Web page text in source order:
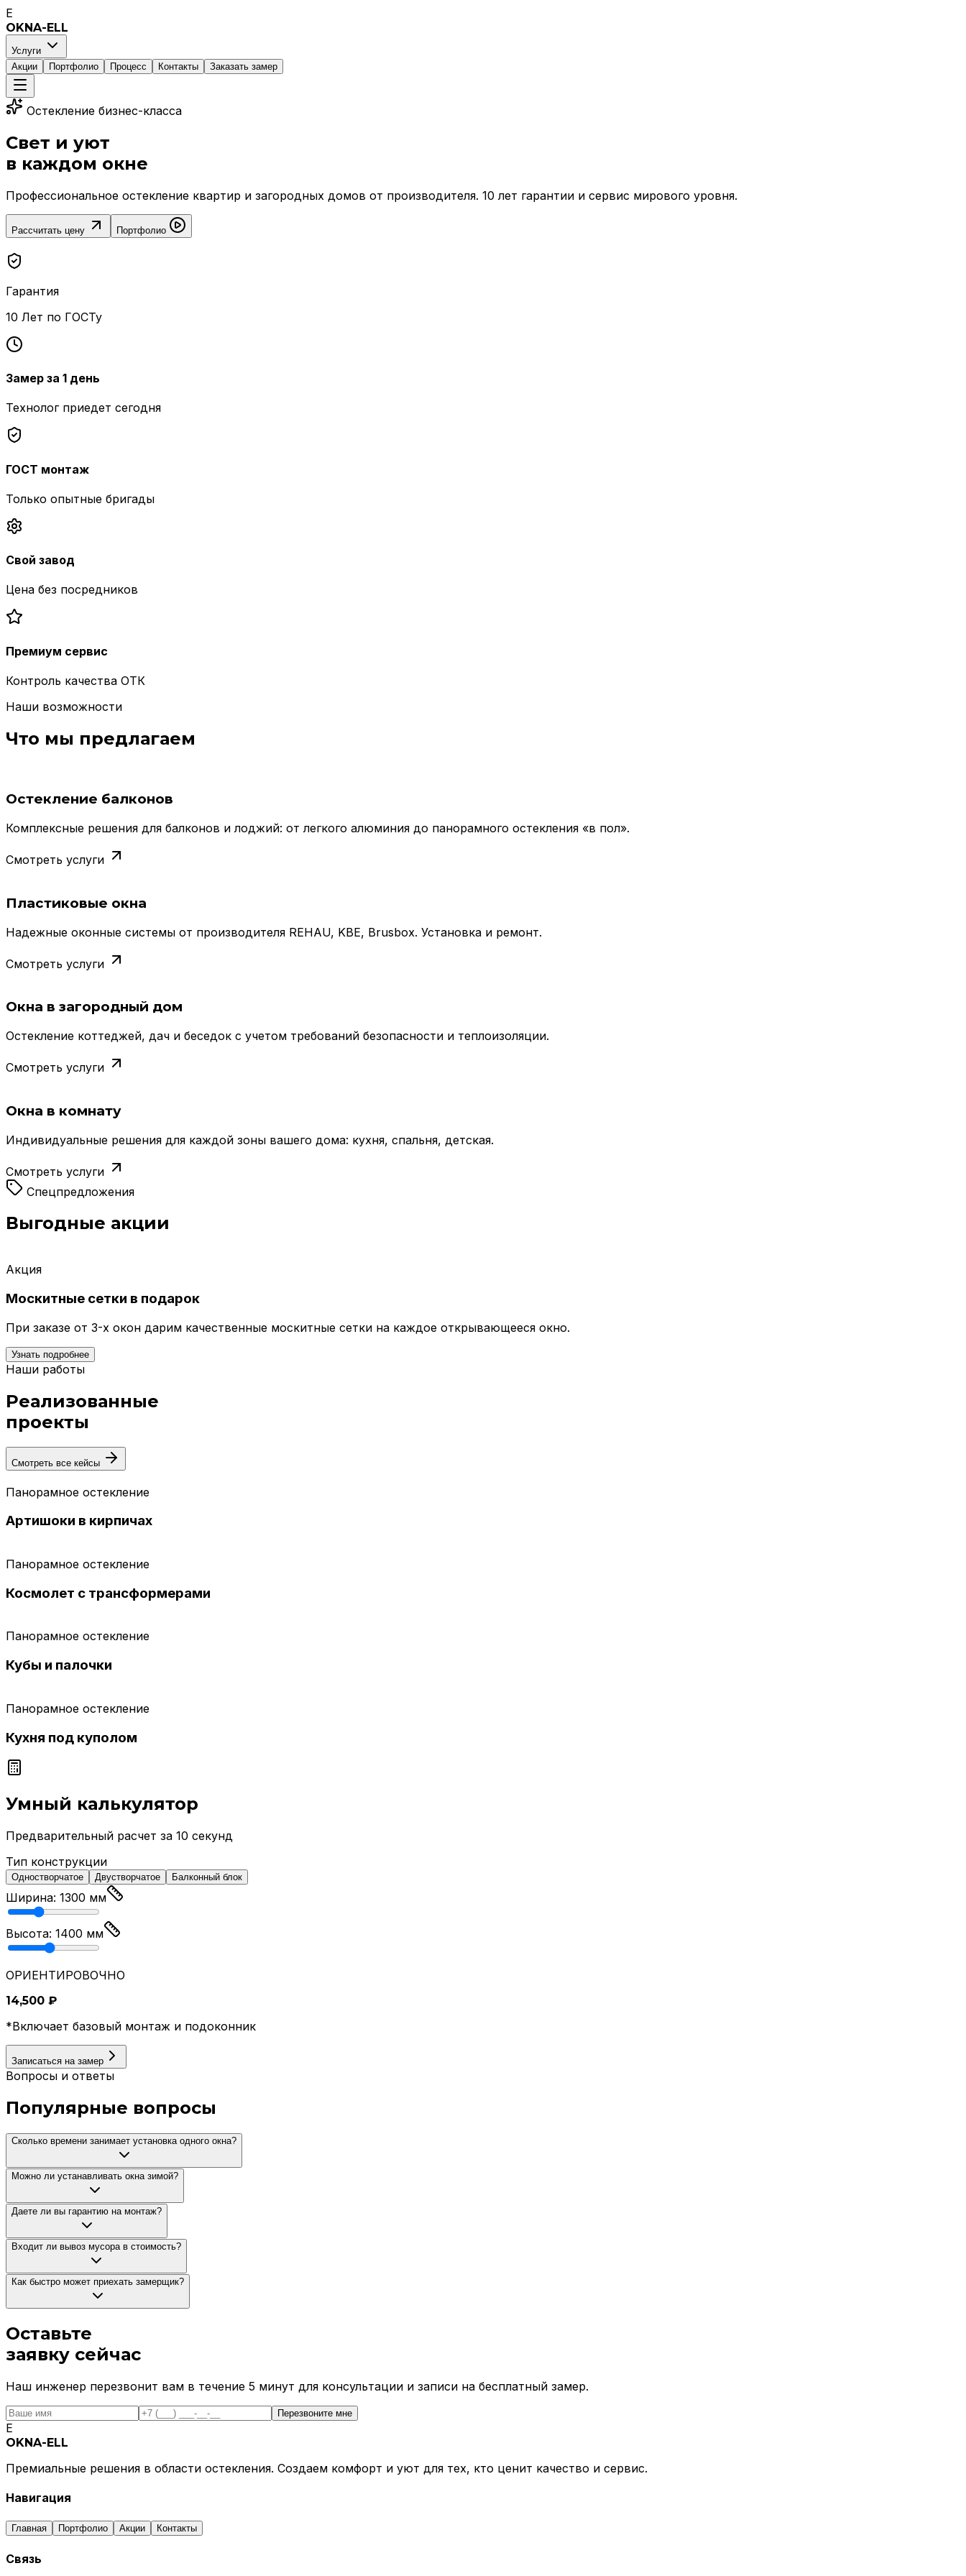
E
OKNA-ELL
Услуги
Акции
Портфолио Процесс Контакты Заказать замер
Остекление бизнес-класса
Свет и уют
в каждом окне
Профессиональное остекление квартир и загородных домов от производителя. 10 лет гарантии и сервис мирового уровня.
Рассчитать цену Портфолио
Гарантия
10 Лет по ГОСТу
Замер за 1 день
Технолог приедет сегодня
ГОСТ монтаж
Только опытные бригады
Свой завод
Цена без посредников
Премиум сервис
Контроль качества ОТК
Наши возможности
Что мы предлагаем
Остекление балконов
Комплексные решения для балконов и лоджий: от легкого алюминия до панорамного остекления «в пол».
Смотреть услуги
Пластиковые окна
Надежные оконные системы от производителя REHAU, KBE, Brusbox. Установка и ремонт.
Смотреть услуги
Окна в загородный дом
Остекление коттеджей, дач и беседок с учетом требований безопасности и теплоизоляции.
Смотреть услуги
Окна в комнату
Индивидуальные решения для каждой зоны вашего дома: кухня, спальня, детская.
Смотреть услуги
Спецпредложения
Выгодные акции
Акция
Москитные сетки в подарок
При заказе от 3-х окон дарим качественные москитные сетки на каждое открывающееся окно.
Узнать подробнее
Наши работы
Реализованные
проекты
Смотреть все кейсы
Панорамное остекление
Артишоки в кирпичах
Панорамное остекление
Космолет с трансформерами
Панорамное остекление
Кубы и палочки
Панорамное остекление
Кухня под куполом
Умный калькулятор
Предварительный расчет за 10 секунд
Тип конструкции
Одностворчатое Двустворчатое Балконный блок
Ширина: 1300 мм
Высота: 1400 мм
ОРИЕНТИРОВОЧНО
14,500 ₽
*Включает базовый монтаж и подоконник
Записаться на замер
Вопросы и ответы
Популярные вопросы
Сколько времени занимает установка одного окна?
Можно ли устанавливать окна зимой?
Даете ли вы гарантию на монтаж?
Входит ли вывоз мусора в стоимость?
Как быстро может приехать замерщик?
Оставьте
заявку сейчас
Наш инженер перезвонит вам в течение 5 минут для консультации и записи на бесплатный замер.
Перезвоните мне
E
OKNA-ELL
Премиальные решения в области остекления. Создаем комфорт и уют для тех, кто ценит качество и сервис.
Навигация
Главная Портфолио Акции Контакты
Связь